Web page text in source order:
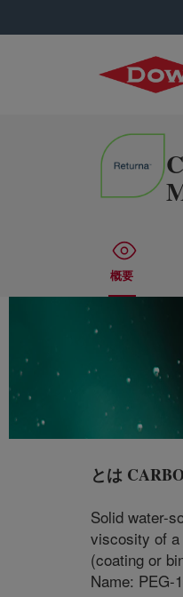
概要
とは
Solid water-
viscosity of a
(coating or
Name: PEG-